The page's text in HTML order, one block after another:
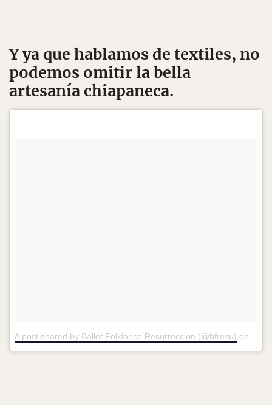
Y ya que hablamos de textiles, no
podemos omitir la bella
artesanía chiapaneca.
A post shared by Ballet Folklorico Resurreccion (@bfresu) on Nov